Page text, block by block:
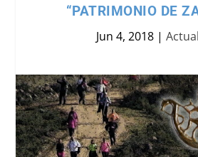
“PATRIMONIO DE
Jun 4, 2018 |